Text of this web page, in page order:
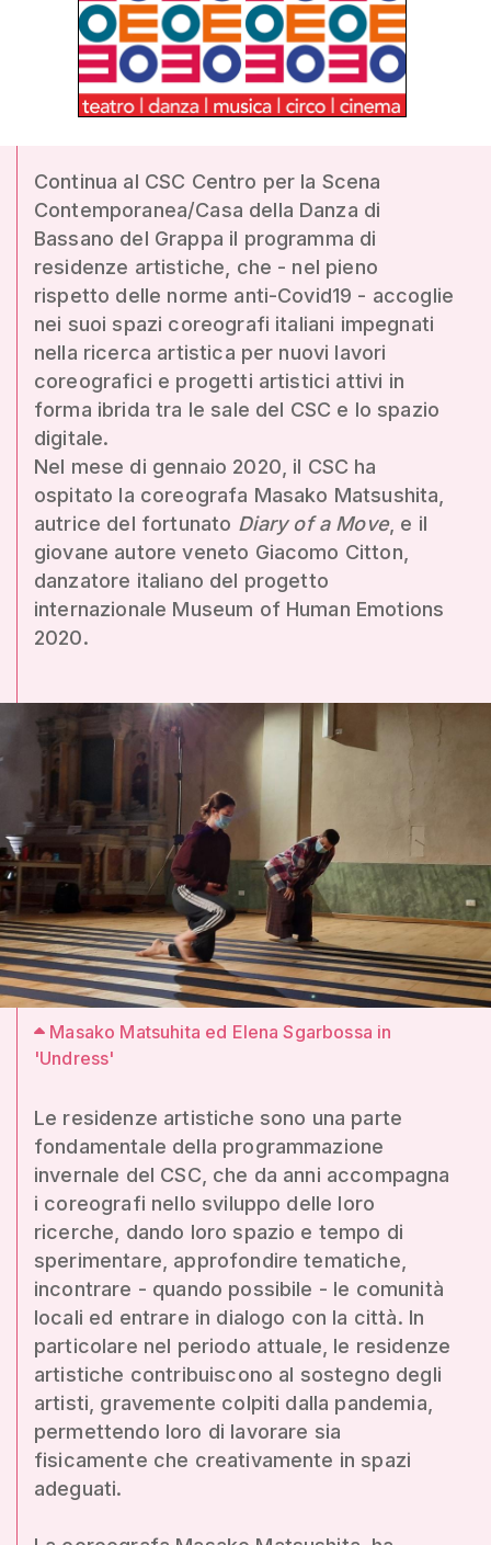
Continua al CSC Centro per la Scena
Contemporanea/Casa della Danza di
Bassano del Grappa il programma di
residenze artistiche, che - nel pieno
rispetto delle norme anti-Covid19 - accoglie
nei suoi spazi coreografi italiani impegnati
nella ricerca artistica per nuovi lavori
coreografici e progetti artistici attivi in
forma ibrida tra le sale del CSC e lo spazio
digitale.
Nel mese di gennaio 2020, il CSC ha
ospitato la coreografa Masako Matsushita,
autrice del fortunato Diary of a Move, e il
giovane autore veneto Giacomo Citton,
danzatore italiano del progetto
internazionale Museum of Human Emotions
2020.
Masako Matsuhita ed Elena Sgarbossa in
'Undress'
Le residenze artistiche sono una parte
fondamentale della programmazione
invernale del CSC, che da anni accompagna
i coreografi nello sviluppo delle loro
ricerche, dando loro spazio e tempo di
sperimentare, approfondire tematiche,
incontrare - quando possibile - le comunità
locali ed entrare in dialogo con la città. In
particolare nel periodo attuale, le residenze
artistiche contribuiscono al sostegno degli
artisti, gravemente colpiti dalla pandemia,
permettendo loro di lavorare sia
fisicamente che creativamente in spazi
adeguati.